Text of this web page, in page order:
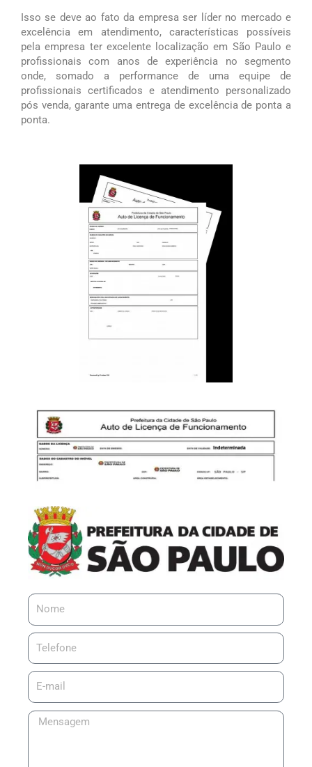
Isso se deve ao fato da empresa ser líder no mercado e
excelência em atendimento, características possíveis
pela empresa ter excelente localização em São Paulo e
profissionais com anos de experiência no segmento
onde, somado a performance de uma equipe de
profissionais certificados e atendimento personalizado
pós venda, garante uma entrega de excelência de ponta a
ponta.